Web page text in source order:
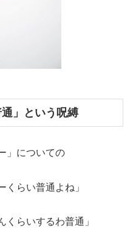
通」という呪縛
」についての
らい普通よね」
らいするわ普通」